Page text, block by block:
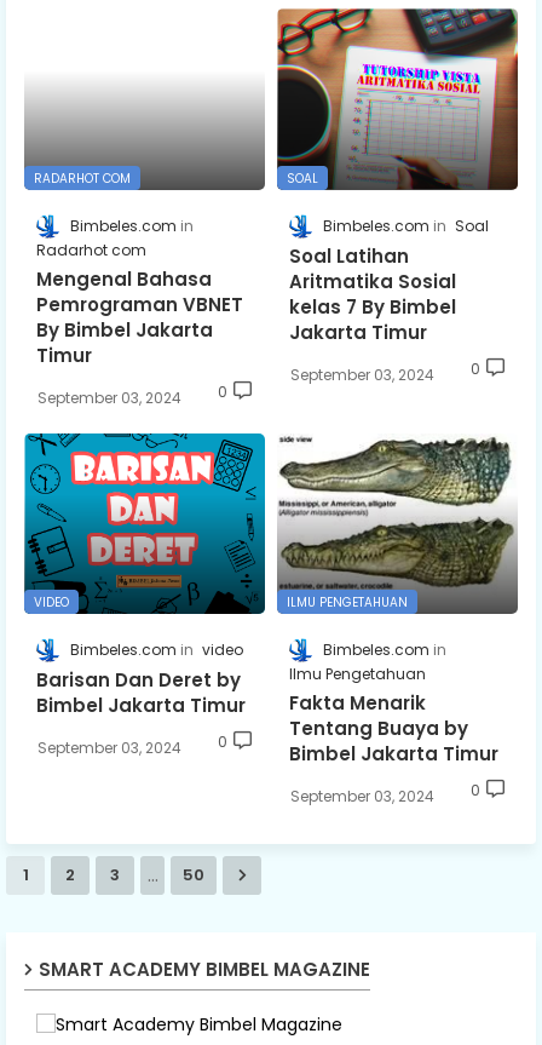
RADARHOT COM
Bimbeles.com
Radarhot com
Mengenal Bahasa
Pemrograman VBNET
By Bimbel Jakarta
Timur
September 03, 2024 0
SOAL
Bimbeles.com Soal
Soal Latihan
Aritmatika Sosial
kelas 7 By Bimbel
Jakarta Timur
September 03, 2024 0
VIDEO
Bimbeles.com video
Barisan Dan Deret by
Bimbel Jakarta Timur
September 03, 2024 0
ILMU PENGETAHUAN
Bimbeles.com
Ilmu Pengetahuan
Fakta Menarik
Tentang Buaya by
Bimbel Jakarta Timur
September 03, 2024 0
1 2 3 ... 50
SMART ACADEMY BIMBEL MAGAZINE